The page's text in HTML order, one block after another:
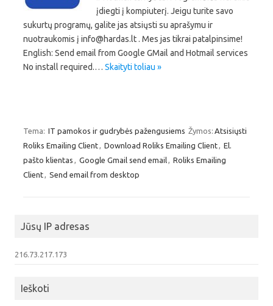
įdiegti į kompiuterį. Jeigu turite savo
sukurtų programų, galite jas atsiųsti su aprašymu ir
nuotraukomis į info@hardas.lt . Mes jas tikrai patalpinsime!
English: Send email from Google GMail and Hotmail services
No install required.… Skaityti toliau »
Tema: IT pamokos ir gudrybės pažengusiems Žymos: Atsisiųsti
Roliks Emailing Client
Download Roliks Emailing Client
El.
pašto klientas
Google Gmail send email
Roliks Emailing
Client
Send email from desktop
Jūsų IP adresas
216.73.217.173
Ieškoti